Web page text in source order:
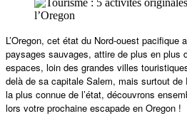
L’Oregon, cet état du Nord-ouest pacifique
paysages sauvages, attire de plus en plus
espaces, loin des grandes villes
delà de sa capitale Salem, mais surtout
la plus connue de l’état, découvrons
lors votre prochaine escapade en Oregon !